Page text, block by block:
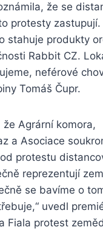
že se
protesty zastupují.
stahuje produkty
Rabbit CZ.
neférové
Tomáš Čupr.
že Agrární komora,
a Asociace
protestu
reprezentují
se bavíme o
uvedl
Fiala protest